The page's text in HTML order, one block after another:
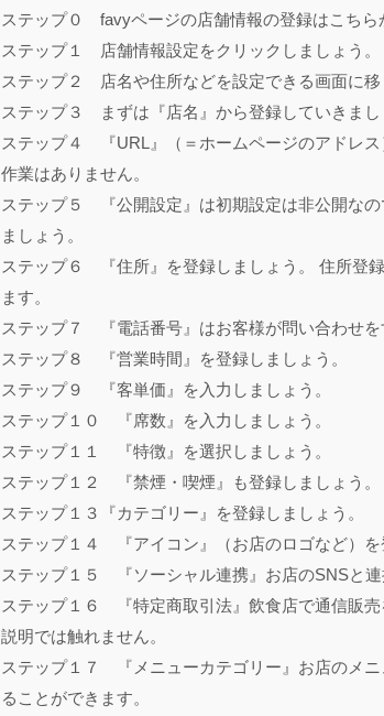
ステップ０ favyページの店舗情報の登録はこちら
ステップ１ 店舗情報設定をクリックしましょう。
ステップ２ 店名や住所などを設定できる画面に移
ステップ３ まずは『店名』から登録していきまし
ステップ４ 『URL』（＝ホームページのアドレ
作業はありません。
ステップ５ 『公開設定』は初期設定は非公開なの
ましょう。
ステップ６ 『住所』を登録しましょう。 住所登
ます。
ステップ７ 『電話番号』はお客様が問い合わせを
ステップ８ 『営業時間』を登録しましょう。
ステップ９ 『客単価』を入力しましょう。
ステップ１０ 『席数』を入力しましょう。
ステップ１１ 『特徴』を選択しましょう。
ステップ１２ 『禁煙・喫煙』も登録しましょう。
ステップ１３『カテゴリー』を登録しましょう。
ステップ１４ 『アイコン』（お店のロゴなど）を
ステップ１５ 『ソーシャル連携』お店のSNSと連
ステップ１６ 『特定商取引法』飲食店で通信販
説明では触れません。
ステップ１７ 『メニューカテゴリー』お店のメ
ることができます。